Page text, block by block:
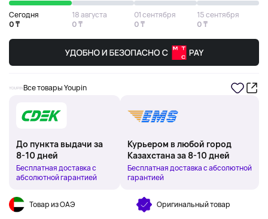
Сегодня
0 ₸
18 августа
0 ₸
01 сентября
0 ₸
15 сентября
0 ₸
Все товары Youpin
До пункта выдачи за
8-10 дней
Бесплатная доставка с
абсолютной гарантией
Курьером в любой город
Казахстана за 8-10 дней
Бесплатная доставка с абсолютной
гарантией
Товар из ОАЭ Оригинальный товар